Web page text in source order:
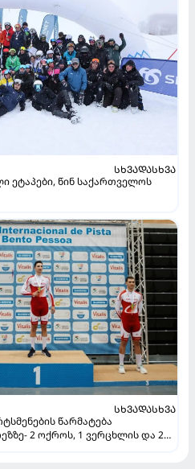
ᲡᲮᲕᲐᲓᲐᲡᲮᲕᲐ
ეტაპები, წინ საქართველოს
ᲡᲮᲕᲐᲓᲐᲡᲮᲕᲐ
წარმატება
2 ოქროს, 1 ვერცხლის და 2